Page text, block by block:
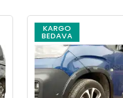
KARGO
BEDAVA